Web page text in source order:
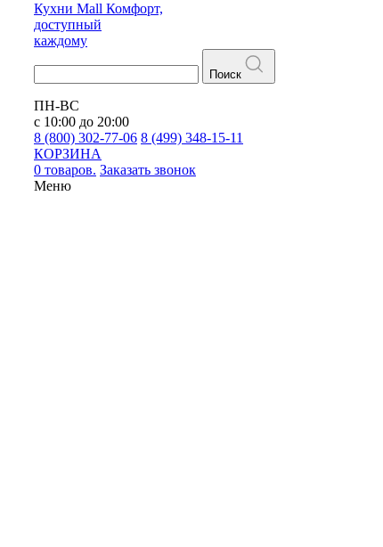
Кухни Mall Комфорт,
доступный
каждому
Поиск
ПН-ВС
с 10:00 до 20:00
8 (800) 302-77-06 8 (499) 348-15-11
КОРЗИНА
0 товаров. Заказать звонок
Меню